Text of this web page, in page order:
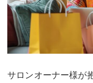
サロンオーナー様が